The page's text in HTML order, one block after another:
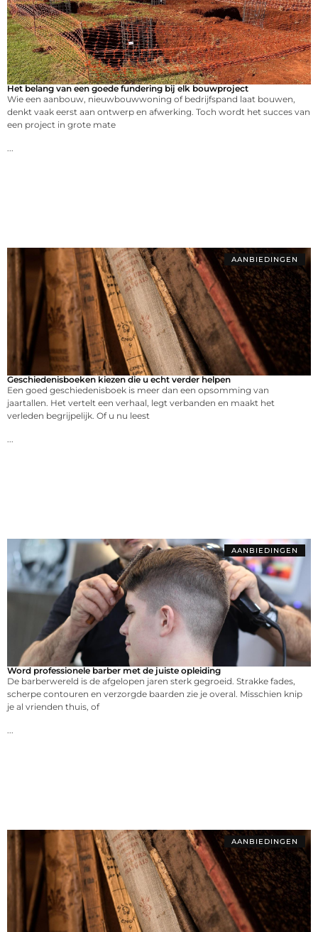
Het belang van een goede fundering bij elk bouwproject
Wie een aanbouw, nieuwbouwwoning of bedrijfspand laat bouwen,
denkt vaak eerst aan ontwerp en afwerking. Toch wordt het succes van
een project in grote mate
AANBIEDINGEN
Geschiedenisboeken kiezen die u echt verder helpen
Een goed geschiedenisboek is meer dan een opsomming van
jaartallen. Het vertelt een verhaal, legt verbanden en maakt het
verleden begrijpelijk. Of u nu leest
AANBIEDINGEN
Word professionele barber met de juiste opleiding
De barberwereld is de afgelopen jaren sterk gegroeid. Strakke fades,
scherpe contouren en verzorgde baarden zie je overal. Misschien knip
je al vrienden thuis, of
AANBIEDINGEN